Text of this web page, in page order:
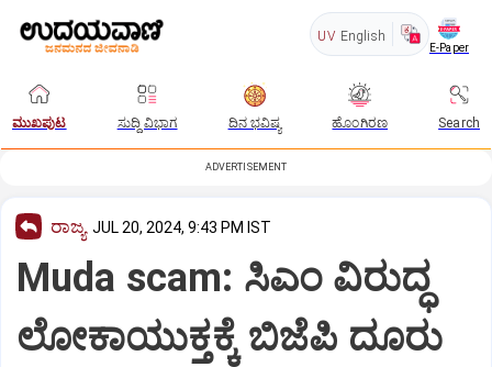
UV English
E-Paper
ಮುಖಪುಟ ಸುದ್ದಿ ವಿಭಾಗ ದಿನ ಭವಿಷ್ಯ ಹೊಂಗಿರಣ Search
ADVERTISEMENT
ರಾಜ್ಯ JUL 20, 2024, 9:43 PM IST
Muda scam: ಸಿಎಂ ವಿರುದ್ಧ
ಲೋಕಾಯುಕ್ತಕ್ಕೆ ಬಿಜೆಪಿ ದೂರು